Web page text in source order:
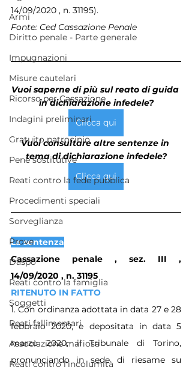
Armi
Diritto penale - Parte generale
Impugnazioni
Misure cautelari
Ricorso per Cassazione
Indagini preliminari
Gratuito patrocinio
Pene sostitutive
Reati contro la fede pubblica
Procedimenti speciali
Sorveglianza
Prove
Daspo
Reati contro la famiglia
Soggetti
Reati fallimentari
Associazione mafiosa
Reati contro l'incolumità
14/09/2020 , n. 31195).
Fonte: Ced Cassazione Penale
Vuoi saperne di più sul reato di guida
in dichiarazione infedele?
Clicca qui
Vuoi consultare altre sentenze in
tema di dichiarazione infedele?
Clicca qui
La sentenza
Cassazione penale , sez. III ,
14/09/2020 , n. 31195
RITENUTO IN FATTO
1. Con ordinanza adottata in data 27 e 28
febbraio 2020, e depositata in data 5
marzo 2020, il Tribunale di Torino,
pronunciando in sede di riesame su